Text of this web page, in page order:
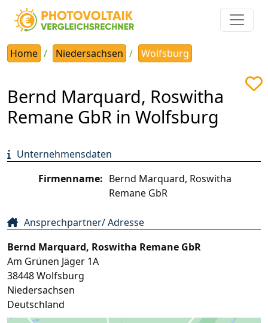
Home Niedersachsen Wolfsburg
Bernd Marquard, Roswitha
Remane GbR in Wolfsburg
Unternehmensdaten
Firmenname: Bernd Marquard, Roswitha
Remane GbR
Ansprechpartner/ Adresse
Bernd Marquard, Roswitha Remane GbR
Am Grünen Jäger 1A
38448Wolfsburg
Niedersachsen
Deutschland